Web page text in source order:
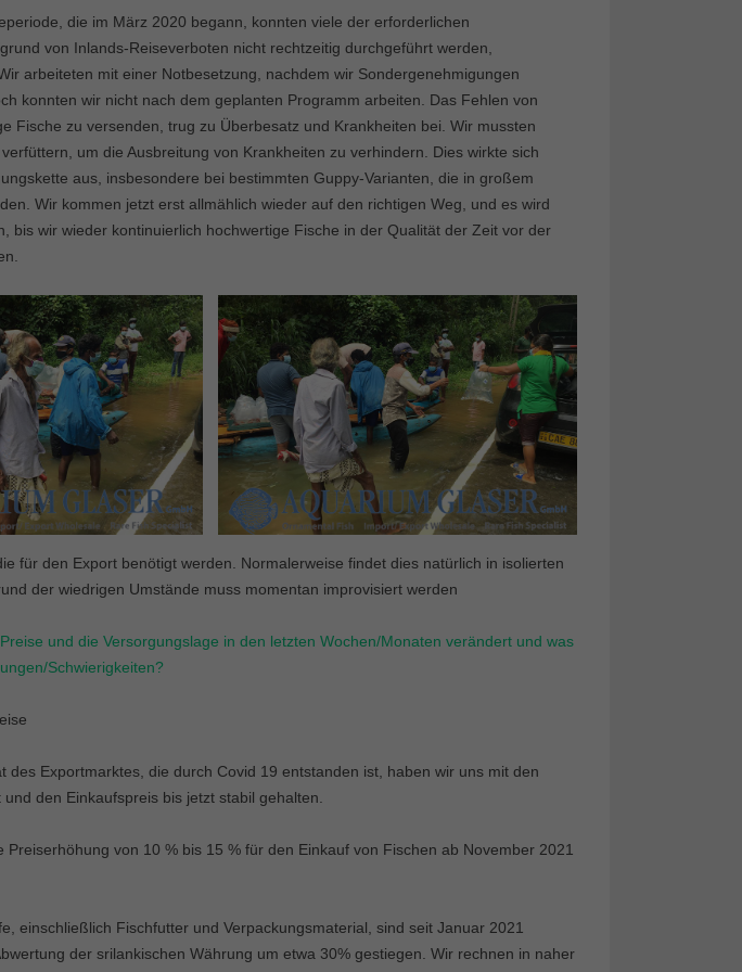
die im März 2020 begann, konnten viele der erforderlichen
von Inlands-Reiseverboten nicht rechtzeitig durchgeführt werden,
arbeiteten mit einer Notbesetzung, nachdem wir Sondergenehmigungen
konnten wir nicht nach dem geplanten Programm arbeiten. Das Fehlen von
Fische zu versenden, trug zu Überbesatz und Krankheiten bei. Wir mussten
um die Ausbreitung von Krankheiten zu verhindern. Dies wirkte sich
aus, insbesondere bei bestimmten Guppy-Varianten, die in großem
Wir kommen jetzt erst allmählich wieder auf den richtigen Weg, und es wird
bis wir wieder kontinuierlich hochwertige Fische in der Qualität der Zeit vor der
für den Export benötigt werden. Normalerweise findet dies natürlich in isolierten
der wiedrigen Umstände muss momentan improvisiert werden
und die Versorgungslage in den letzten Wochen/Monaten verändert und was
Schwierigkeiten?
des Exportmarktes, die durch Covid 19 entstanden ist, haben wir uns mit den
den Einkaufspreis bis jetzt stabil gehalten.
Preiserhöhung von 10 % bis 15 % für den Einkauf von Fischen ab November 2021
einschließlich Fischfutter und Verpackungsmaterial, sind seit Januar 2021
der srilankischen Währung um etwa 30% gestiegen. Wir rechnen in naher